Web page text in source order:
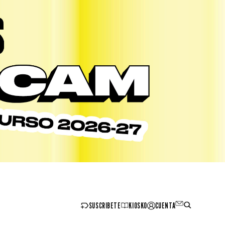
SUSCRIBETE KIOSKO CUENTA